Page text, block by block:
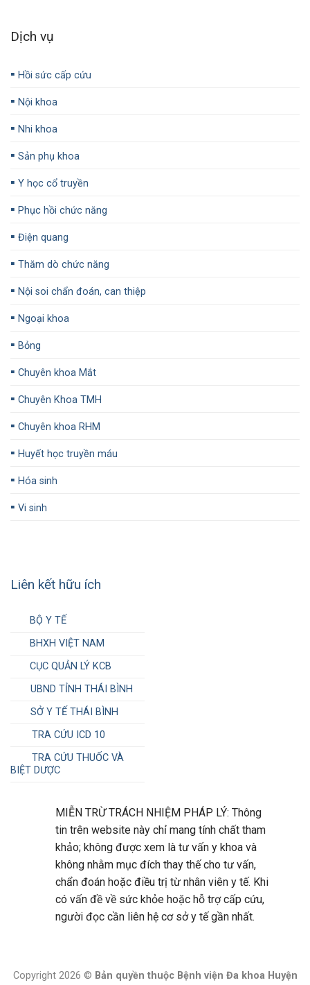
Dịch vụ
▪️ Hồi sức cấp cứu
▪️ Nội khoa
▪️ Nhi khoa
▪️ Sản phụ khoa
▪️ Y học cổ truyền
▪️ Phục hồi chức năng
▪️ Điện quang
▪️ Thăm dò chức năng
▪️ Nội soi chẩn đoán, can thiệp
▪️ Ngoại khoa
▪️ Bỏng
▪️ Chuyên khoa Mắt
▪️ Chuyên Khoa TMH
▪️ Chuyên khoa RHM
▪️ Huyết học truyền máu
▪️ Hóa sinh
▪️ Vi sinh
Liên kết hữu ích
BỘ Y TẾ
BHXH VIỆT NAM
CỤC QUẢN LÝ KCB
UBND TỈNH THÁI BÌNH
SỞ Y TẾ THÁI BÌNH
TRA CỨU ICD 10
TRA CỨU THUỐC VÀ
BIỆT DƯỢC
MIỄN TRỪ TRÁCH NHIỆM PHÁP LÝ: Thông
tin trên website này chỉ mang tính chất tham
khảo; không được xem là tư vấn y khoa và
không nhằm mục đích thay thế cho tư vấn,
chẩn đoán hoặc điều trị từ nhân viên y tế. Khi
có vấn đề về sức khỏe hoặc hỗ trợ cấp cứu,
người đọc cần liên hệ cơ sở y tế gần nhất.
Copyright 2026 © Bản quyền thuộc Bệnh viện Đa khoa Huyện